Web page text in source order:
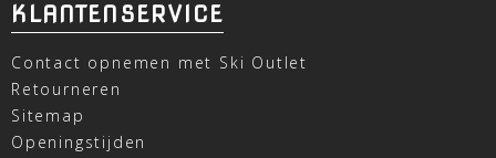
KLANTENSERVICE
Contact opnemen met Ski Outlet
Retourneren
Sitemap
Openingstijden